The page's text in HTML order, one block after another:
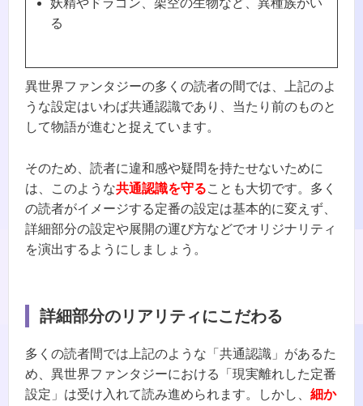
妖精やドラゴン、架空の生物など、異種族がい
る
異世界ファンタジーの多くの読者の間では、上記のよ
うな設定はいわば共通認識であり、当たり前のものと
して物語が進むと捉えています。
そのため、読者に違和感や疑問を持たせないために
は、このような共通認識を守ることも大切です。多く
の読者がイメージする定番の設定は基本的に変えず、
詳細部分の設定や展開の運び方などでオリジナリティ
を演出するようにしましょう。
詳細部分のリアリティにこだわる
多くの読者間では上記のような「共通認識」があるた
め、異世界ファンタジーにおける「現実離れした定番
設定」は受け入れて読み進められます。しかし、 細か